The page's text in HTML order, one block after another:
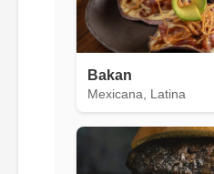
Bakan
Mexicana, Latina